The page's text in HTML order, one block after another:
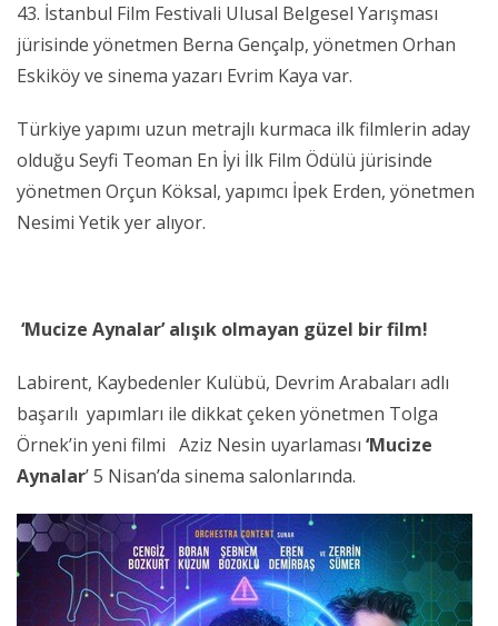
43. İstanbul Film Festivali Ulusal Belgesel Yarışması
jürisinde yönetmen Berna Gençalp, yönetmen Orhan
Eskiköyve sinema yazarı Evrim Kaya var.
Türkiye yapımı uzun metrajlı kurmaca ilk filmlerin aday
olduğu Seyfi Teoman En İyi İlk Film Ödülü jürisinde
yönetmen Orçun Köksal, yapımcı İpek Erden, yönetmen
Nesimi Yetikyer alıyor.
‘Mucize Aynalar’ alışık olmayan güzel bir film!
Labirent, Kaybedenler Kulübü, Devrim Arabaları adlı
başarılı yapımları ile dikkat çeken yönetmen Tolga
Örnek’in yeni filmi Aziz Nesin uyarlaması ‘Mucize
Aynalar’ 5 Nisan’da sinema salonlarında.